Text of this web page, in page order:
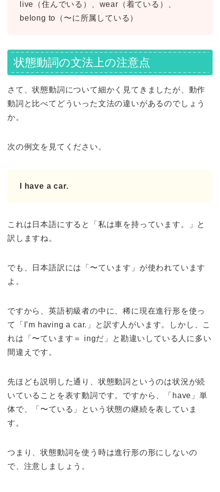
live（住んでいる）、wear（着ている）、
belong to（〜に所属している）
状態動詞の文法上の注意点
さて、状態動詞について細かく見てきましたが、動作
動詞と比べてどういった文法の違いがあるのでしょう
か。
次の例文を見てください。
I have a car.
これは日本語にすると「私は車を持っています。」と
訳しますね。
でも、日本語訳には「〜ています」が使われています
よ。
ですから、英語初級者の中に、稀に現在進行形を使っ
て「I’m having a car.」と訳す人がいます。しかし、こ
れは「〜ています＝ ingだ」と勘違いしている人に多い
間違えです。
先ほども説明した通り、状態動詞というのは状況が続
いていることを表す動詞です。ですから、「have」単
体で、「〜ている」という状態の継続を表していま
す。
つまり、状態動詞を使う時は進行形の形にしないの
で、注意しましょう。